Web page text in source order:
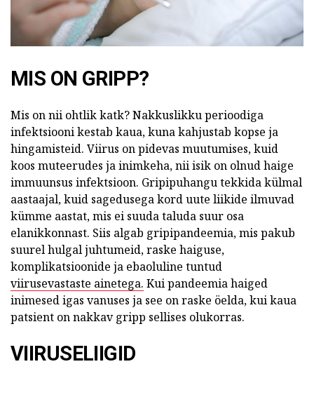
MIS ON GRIPP?
Mis on nii ohtlik katk? Nakkuslikku perioodiga
infektsiooni kestab kaua, kuna kahjustab kopse ja
hingamisteid. Viirus on pidevas muutumises, kuid
koos muteerudes ja inimkeha, nii isik on olnud haige
immuunsus infektsioon. Gripipuhangu tekkida külmal
aastaajal, kuid sagedusega kord uute liikide ilmuvad
kümme aastat, mis ei suuda taluda suur osa
elanikkonnast. Siis algab gripipandeemia, mis pakub
suurel hulgal juhtumeid, raske haiguse,
komplikatsioonide ja ebaoluline tuntud
viirusevastaste ainetega. Kui pandeemia haiged
inimesed igas vanuses ja see on raske öelda, kui kaua
patsient on nakkav gripp sellises olukorras.
VIIRUSELIIGID